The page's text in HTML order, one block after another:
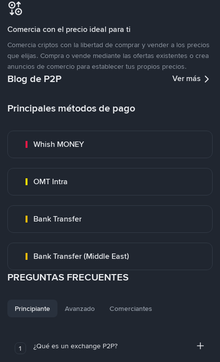
Comercia con el precio ideal para ti
Comercia criptos con la libertad de comprar y vender a los precios
que elijas. Compra o vende mediante las ofertas existentes o crea
anuncios de comercio para establecer tus propios precios.
Blog de P2P Ver más
Principales métodos de pago
Whish MONEY
OMT Intra
Bank Transfer
Bank Transfer (Middle East)
PREGUNTAS FRECUENTES
Principiante Avanzado Comerciantes
1 ¿Qué es un exchange P2P?